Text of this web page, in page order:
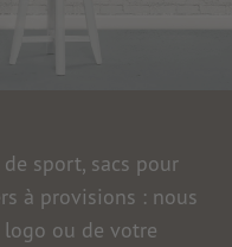
de sport, sacs pour
à provisions : nous
ou de votre